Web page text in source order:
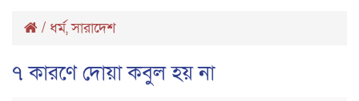
/ ধর্ম,সারাদেশ
৭ কারণে দোয়া কবুল হয় না